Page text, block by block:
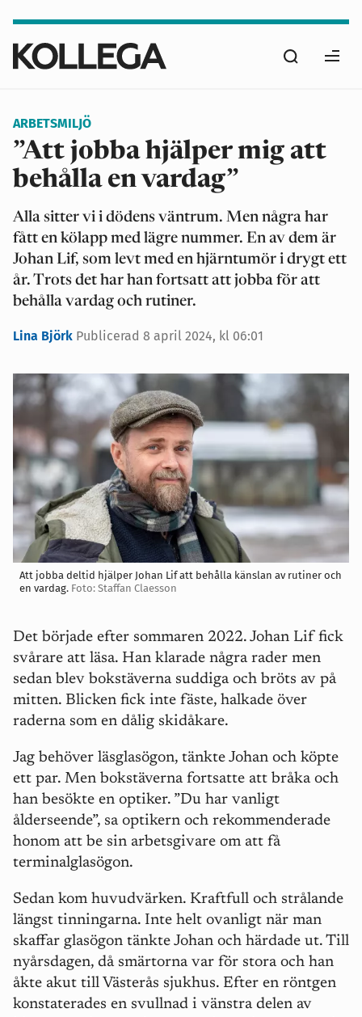
huvudinnehåll
Sök
ARBETSMILJÖ
”Att jobba hjälper mig att
behålla en vardag”
Alla sitter vi i dödens väntrum. Men några har
fått en kölapp med lägre nummer. En av dem är
Johan Lif, som levt med en hjärntumör i drygt ett
år. Trots det har han fortsatt att jobba för att
behålla vardag och rutiner.
Lina Björk Publicerad 8 april 2024, kl 06:01
Att jobba deltid hjälper Johan Lif att behålla känslan av rutiner och
en vardag. Foto: Staffan Claesson
Det började efter sommaren 2022. Johan Lif fick
svårare att läsa. Han klarade några rader men
sedan blev bokstäverna suddiga och bröts av på
mitten. Blicken fick inte fäste, halkade över
raderna som en dålig skidåkare.
Jag behöver läsglasögon, tänkte Johan och köpte
ett par. Men bokstäverna fortsatte att bråka och
han besökte en optiker. ”Du har vanligt
ålderseende”, sa optikern och rekommenderade
honom att be sin arbetsgivare om att få
terminalglasögon.
Sedan kom huvudvärken. Kraftfull och strålande
längst tinningarna. Inte helt ovanligt när man
skaffar glasögon tänkte Johan och härdade ut. Till
nyårsdagen, då smärtorna var för stora och han
åkte akut till Västerås sjukhus. Efter en röntgen
konstaterades en svullnad i vänstra delen av